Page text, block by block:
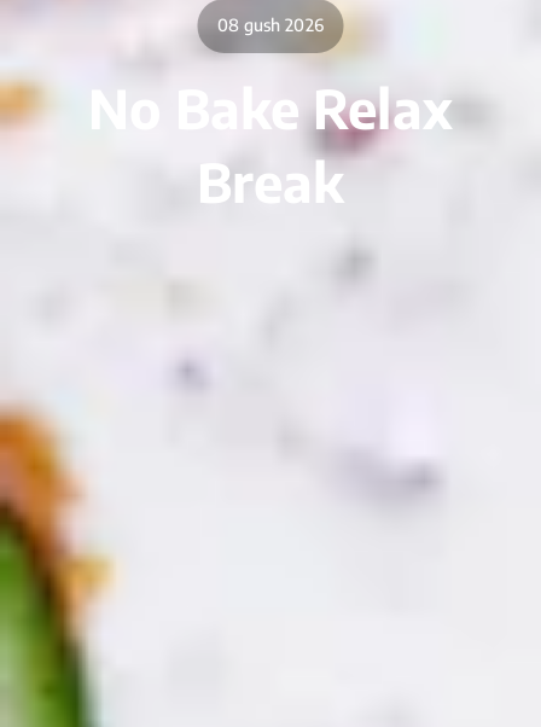
08 gush 2026
No Bake Relax
Break